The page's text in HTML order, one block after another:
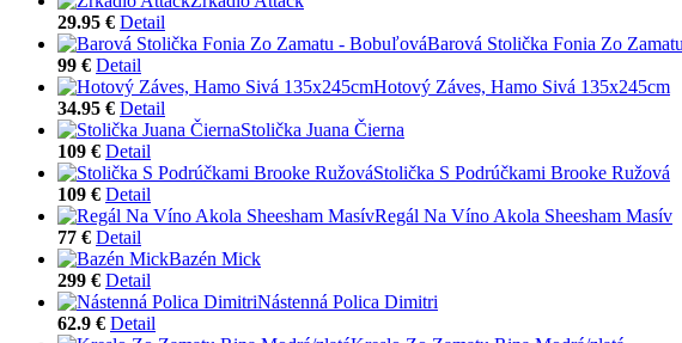
29.95 € Detail
Barová Stolička Fonia Zo
99 € Detail
Hotový Záves, Hamo Sivá 135x245cm
34.95 € Detail
Stolička Juana Čierna
109 € Detail
Stolička S Podrúčkami Brooke Ružová
109 € Detail
Regál Na Víno Akola Sheesham Masív
77 € Detail
Bazén Mick
299 € Detail
Nástenná Polica Dimitri
62.9 € Detail